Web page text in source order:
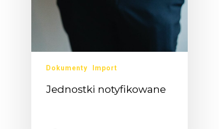
Dokumenty Import
Jednostki notyfikowane